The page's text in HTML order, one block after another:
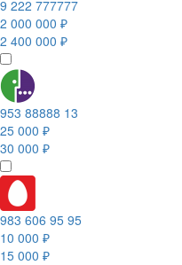
9 222 777777
2 000 000 ₽
2 400 000 ₽
953 88888 13
25 000 ₽
30 000 ₽
983 606 95 95
10 000 ₽
15 000 ₽